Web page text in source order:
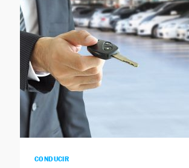
CONDUCIR